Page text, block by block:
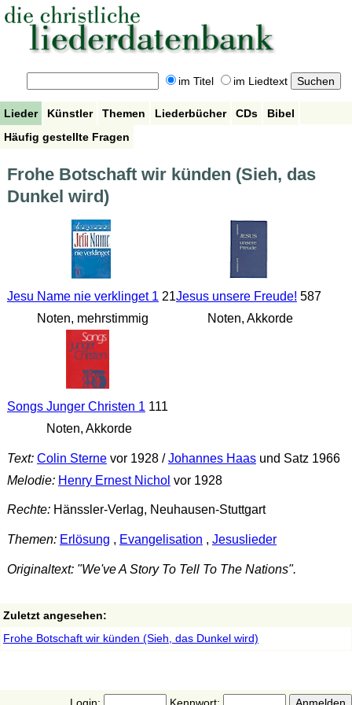
im Titel im Liedtext
Lieder Künstler Themen Liederbücher CDs
Bibel
Häufig gestellte Fragen
Frohe Botschaft wir künden (Sieh, das
Dunkel wird)
Jesu Name nie verklinget 1 21
Noten, mehrstimmig
Jesus unsere Freude! 587
Noten, Akkorde
Songs Junger Christen 1 111
Noten, Akkorde
Text: Colin Sternevor 1928 /Johannes Haasund Satz 1966
Melodie: Henry Ernest Nichol vor 1928
Rechte:Hänssler-Verlag, Neuhausen-Stuttgart
Themen: Erlösung , Evangelisation , Jesuslieder
Originaltext: "We've A Story To Tell To The Nations".
Zuletzt angesehen:
Frohe Botschaft wir künden (Sieh, das Dunkel wird)